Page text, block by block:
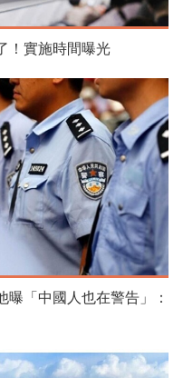
！實施時間曝光
「中國人也在警告」：